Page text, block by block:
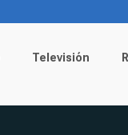
Televisión